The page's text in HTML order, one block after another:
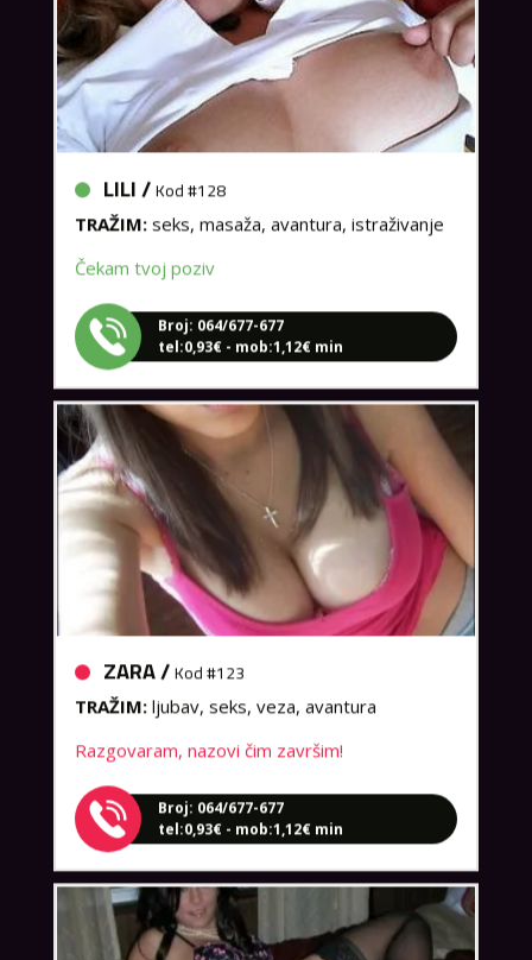
LILI /
TRAŽIM:
Broj: 064/677-677
tel:0,93€ - mob:1,12€ min
ZARA /
TRAŽIM:
ljubav, seks, veza, avantura
Broj: 064/677-677
tel:0,93€ - mob:1,12€ min